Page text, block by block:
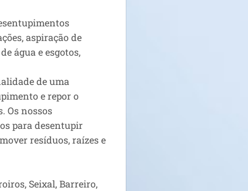
aspiração de
água e esgotos,
de uma
e repor o
Os nossos
para desentupir
resíduos, raízes e
Seixal, Barreiro,